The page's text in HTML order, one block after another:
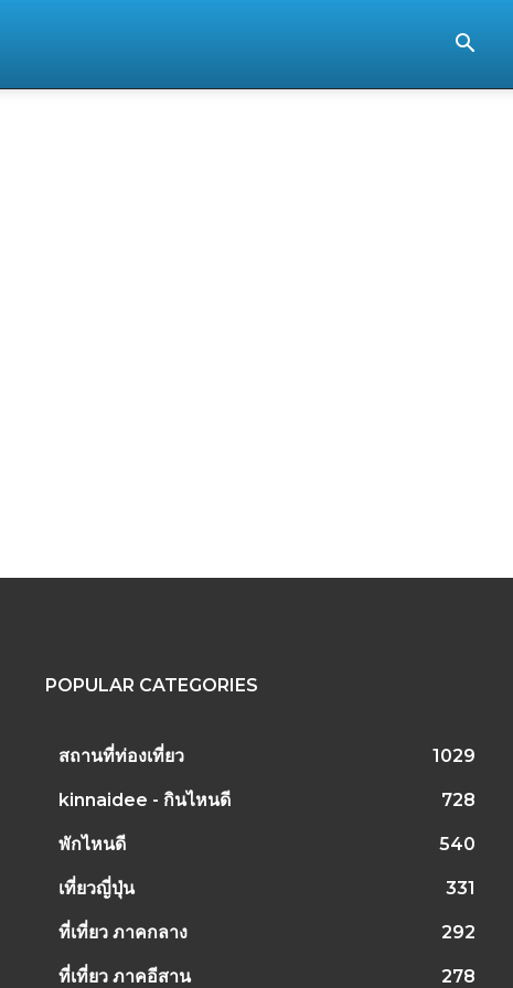
POPULAR CATEGORIES
สถานที่ท่องเที่ยว 1029
kinnaidee - กินไหนดี 728
พักไหนดี 540
เที่ยวญี่ปุ่น 331
ที่เที่ยว ภาคกลาง 292
ที่เที่ยว ภาคอีสาน 278